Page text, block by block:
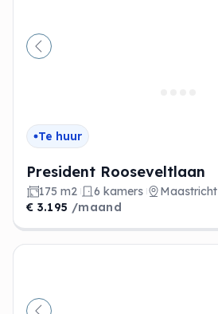
Vorige
Te huur
President Rooseveltlaan
175 m2 6 kamers
Maastricht
€ 3.195 /maand